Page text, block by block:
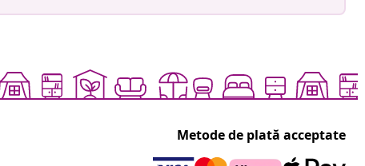
Metode de plată acceptate